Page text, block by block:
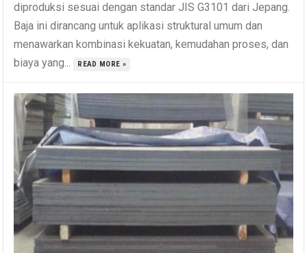
diproduksi sesuai dengan standar JIS G3101 dari Jepang.
Baja ini dirancang untuk aplikasi struktural umum dan
menawarkan kombinasi kekuatan, kemudahan proses, dan
biaya yang...
READ MORE »